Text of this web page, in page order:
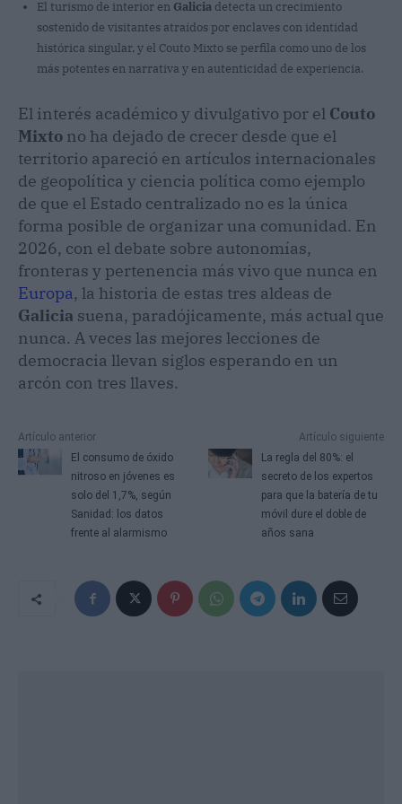
El turismo de interior en Galicia detecta un crecimiento
sostenido de visitantes atraídos por enclaves con identidad
histórica singular, y el Couto Mixto se perfila como uno de los
más potentes en narrativa y en autenticidad de experiencia.
El interés académico y divulgativo por el Couto
Mixto no ha dejado de crecer desde que el
territorio apareció en artículos internacionales
de geopolítica y ciencia política como ejemplo
de que el Estado centralizado no es la única
forma posible de organizar una comunidad. En
2026, con el debate sobre autonomías,
fronteras y pertenencia más vivo que nunca en
Europa, la historia de estas tres aldeas de
Galicia suena, paradójicamente, más actual que
nunca. A veces las mejores lecciones de
democracia llevan siglos esperando en un
arcón con tres llaves.
Artículo anterior
El consumo de óxido
nitroso en jóvenes es
solo del 1,7%, según
Sanidad: los datos
frente al alarmismo
Artículo siguiente
La regla del 80%: el
secreto de los expertos
para que la batería de tu
móvil dure el doble de
años sana